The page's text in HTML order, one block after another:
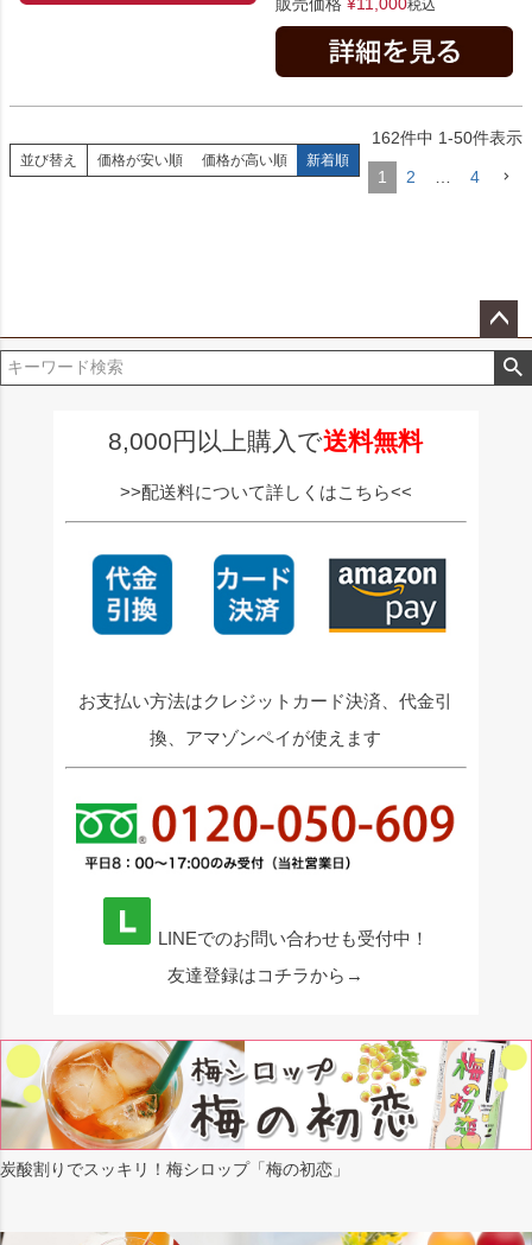
税込
並び替え 価格が安い順 価格が高い順 新着順
162件中 1-50件表示
1 2 … 4
ペー
ジト
8,000円以上購入で送料無料
>>配送料について詳しくはこちら<<
お支払い方法はクレジットカード決済、代金引
換、アマゾンペイが使えます
LINEでのお問い合わせも受付中！
友達登録はコチラから→
炭酸割りでスッキリ！梅シロップ「梅の初恋」